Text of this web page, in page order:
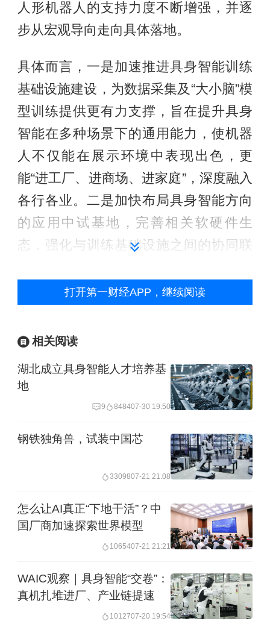
人形机器人的支持力度不断增强，并逐
步从宏观导向走向具体落地。
具体而言，一是加速推进具身智能训练
基础设施建设，为数据采集及“大小脑”模
型训练提供更有力支撑，旨在提升具身
智能在多种场景下的通用能力，使机器
人不仅能在展示环境中表现出色，更
能“进工厂、进商场、进家庭”，深度融入
各行各业。二是加快布局具身智能方向
的应用中试基地，完善相关软硬件生
态，强化与训练基础设施之间的协同联
地应用。
制约人形机器人商业化落地的两大瓶颈
——智能决策能力与稳健运行能力，推
动人形机器人进一步向实用端迈进。
政策中反复提及的“大小脑”概念，正是人
形机器人实现智能决策与运动控制的核
心能力模块。其中，“大脑”以大模型为核
知、任务规划及决策控制，是机器人实
现“智能决策”的中枢；而“小脑”则聚焦运
件，确保机器人动作自然流畅，是实
现“灵活运动”的关键。二者协同，决定了
打开第一财经APP，继续阅读
相关阅读
湖北成立具身智能人才培养基
地
9 848407-30 19:50
钢铁独角兽，试装中国芯
3309807-21 21:08
怎么让AI真正“下地干活”？中
国厂商加速探索世界模型
1065407-21 21:21
WAIC观察｜具身智能“交卷”：
真机扎堆进厂、产业链提速
1012707-20 19:54